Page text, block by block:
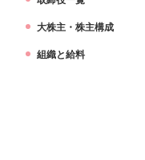
大株主・株主構成
組織と給料